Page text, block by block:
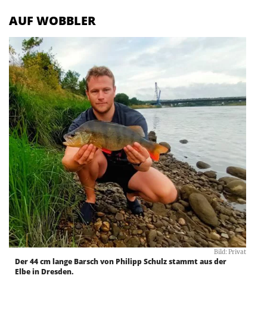
AUF WOBBLER
Bild: Privat
Der 44 cm lange Barsch von Philipp Schulz stammt aus der
Elbe in Dresden.